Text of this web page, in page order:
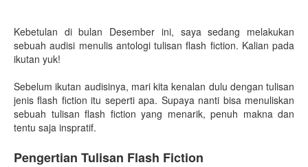
Kebetulan di bulan Desember ini, saya sedang melakukan
sebuah audisi menulis antologi tulisan flash fiction. Kalian pada
ikutan yuk!
Sebelum ikutan audisinya, mari kita kenalan dulu dengan tulisan
jenis flash fiction itu seperti apa. Supaya nanti bisa menuliskan
sebuah tulisan flash fiction yang menarik, penuh makna dan
tentu saja inspratif.
Pengertian Tulisan Flash Fiction